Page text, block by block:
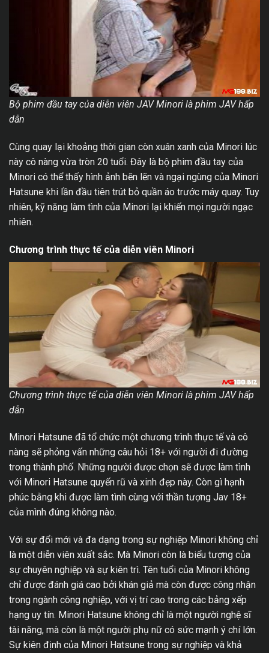
Bộ phim đầu tay của diễn viên JAV Minori là phim JAV hấp
dẫn
Cùng quay lại khoảng thời gian còn xuân xanh của Minori lúc
này cô nàng vừa tròn 20 tuổi. Đây là bộ phim đầu tay của
Minori có thể thấy hình ảnh bẽn lẽn và ngại ngùng của Minori
Hatsune khi lần đầu tiên trút bỏ quần áo trước máy quay. Tuy
nhiên, kỹ năng làm tình của Minori lại khiến mọi người ngạc
nhiên.
Chương trình thực tế của diễn viên Minori
Chương trình thực tế của diễn viên Minori là phim JAV hấp
dẫn
Minori Hatsune đã tổ chức một chương trình thực tế và cô
nàng sẽ phỏng vấn những câu hỏi 18+ với người đi đường
trong thành phố. Những người được chọn sẽ được làm tình
với Minori Hatsune quyến rũ và xinh đẹp này. Còn gì hạnh
phúc bằng khi được làm tình cùng với thần tượng Jav 18+
của mình đúng không nào.
Với sự đổi mới và đa dạng trong sự nghiệp Minori không chỉ
là một diễn viên xuất sắc. Mà Minori còn là biểu tượng của
sự chuyên nghiệp và sự kiên trì. Tên tuổi của Minori không
chỉ được đánh giá cao bởi khán giả mà còn được công nhận
trong ngành công nghiệp, với vị trí cao trong các bảng xếp
hạng uy tín. Minori Hatsune không chỉ là một người nghệ sĩ
tài năng, mà còn là một người phụ nữ có sức mạnh ý chí lớn.
Sự kiên định của Minori Hatsune trong sự nghiệp và khả